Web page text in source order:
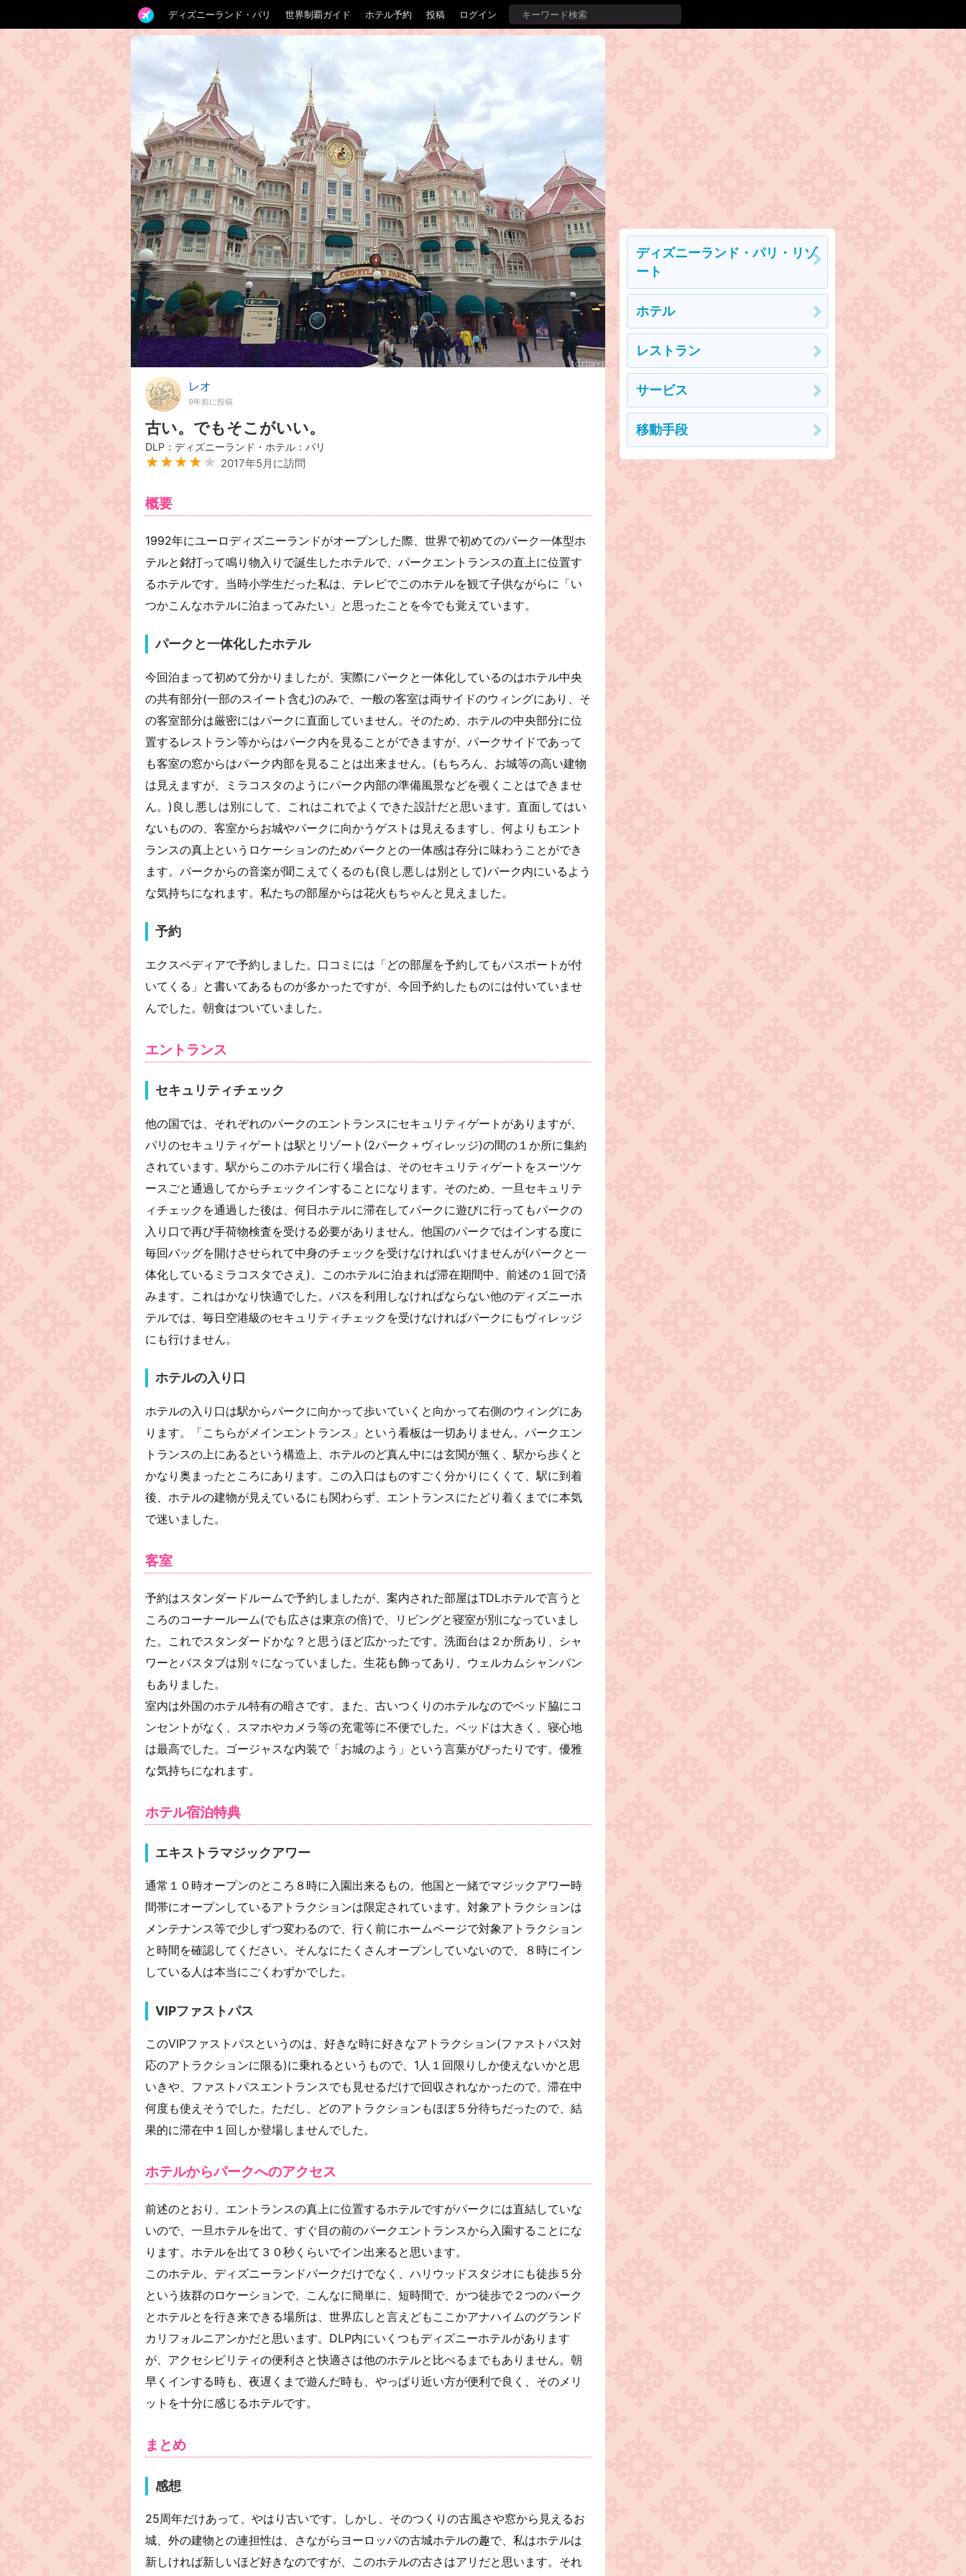
ディズニーランド・パリ 世界制覇ガイド ホテル予約 投稿 ログイン
レオ
9年前に投稿
古い。でもそこがいい。
DLP：ディズニーランド・ホテル：パリ
★★★★ ★ 2017年5月に訪問
概要
1992年にユーロディズニーランドがオープンした際、世界で初めてのパーク一体型ホ
テルと銘打って鳴り物入りで誕生したホテルで、パークエントランスの直上に位置す
るホテルです。当時小学生だった私は、テレビでこのホテルを観て子供ながらに「い
つかこんなホテルに泊まってみたい」と思ったことを今でも覚えています。
パークと一体化したホテル
今回泊まって初めて分かりましたが、実際にパークと一体化しているのはホテル中央
の共有部分(一部のスイート含む)のみで、一般の客室は両サイドのウィングにあり、そ
の客室部分は厳密にはパークに直面していません。そのため、ホテルの中央部分に位
置するレストラン等からはパーク内を見ることができますが、パークサイドであって
も客室の窓からはパーク内部を見ることは出来ません。(もちろん、お城等の高い建物
は見えますが、ミラコスタのようにパーク内部の準備風景などを覗くことはできませ
ん。)良し悪しは別にして、これはこれでよくできた設計だと思います。直面してはい
ないものの、客室からお城やパークに向かうゲストは見えるますし、何よりもエント
ランスの真上というロケーションのためパークとの一体感は存分に味わうことができ
ます。パークからの音楽が聞こえてくるのも(良し悪しは別として)パーク内にいるよう
な気持ちになれます。私たちの部屋からは花火もちゃんと見えました。
予約
エクスペディアで予約しました。口コミには「どの部屋を予約してもパスポートが付
いてくる」と書いてあるものが多かったですが、今回予約したものには付いていませ
んでした。朝食はついていました。
エントランス
セキュリティチェック
他の国では、それぞれのパークのエントランスにセキュリティゲートがありますが、
パリのセキュリティゲートは駅とリゾート(2パーク＋ヴィレッジ)の間の１か所に集約
されています。駅からこのホテルに行く場合は、そのセキュリティゲートをスーツケ
ースごと通過してからチェックインすることになります。そのため、一旦セキュリテ
ィチェックを通過した後は、何日ホテルに滞在してパークに遊びに行ってもパークの
入り口で再び手荷物検査を受ける必要がありません。他国のパークではインする度に
毎回バッグを開けさせられて中身のチェックを受けなければいけませんが(パークと一
体化しているミラコスタでさえ)、このホテルに泊まれば滞在期間中、前述の１回で済
みます。これはかなり快適でした。バスを利用しなければならない他のディズニーホ
テルでは、毎日空港級のセキュリティチェックを受けなければパークにもヴィレッジ
にも行けません。
ホテルの入り口
ホテルの入り口は駅からパークに向かって歩いていくと向かって右側のウィングにあ
ります。「こちらがメインエントランス」という看板は一切ありません。パークエン
トランスの上にあるという構造上、ホテルのど真ん中には玄関が無く、駅から歩くと
かなり奥まったところにあります。この入口はものすごく分かりにくくて、駅に到着
後、ホテルの建物が見えているにも関わらず、エントランスにたどり着くまでに本気
で迷いました。
客室
予約はスタンダードルームで予約しましたが、案内された部屋はTDLホテルで言うと
ころのコーナールーム(でも広さは東京の倍)で、リビングと寝室が別になっていまし
た。これでスタンダードかな？と思うほど広かったです。洗面台は２か所あり、シャ
ワーとバスタブは別々になっていました。生花も飾ってあり、ウェルカムシャンパン
もありました。
室内は外国のホテル特有の暗さです。また、古いつくりのホテルなのでベッド脇にコ
ンセントがなく、スマホやカメラ等の充電等に不便でした。ベッドは大きく、寝心地
は最高でした。ゴージャスな内装で「お城のよう」という言葉がぴったりです。優雅
な気持ちになれます。
ホテル宿泊特典
エキストラマジックアワー
通常１０時オープンのところ８時に入園出来るもの。他国と一緒でマジックアワー時
間帯にオープンしているアトラクションは限定されています。対象アトラクションは
メンテナンス等で少しずつ変わるので、行く前にホームページで対象アトラクション
と時間を確認してください。そんなにたくさんオープンしていないので、８時にイン
している人は本当にごくわずかでした。
VIPファストパス
このVIPファストパスというのは、好きな時に好きなアトラクション(ファストパス対
応のアトラクションに限る)に乗れるというもので、1人１回限りしか使えないかと思
いきや、ファストパスエントランスでも見せるだけで回収されなかったので、滞在中
何度も使えそうでした。ただし、どのアトラクションもほぼ５分待ちだったので、結
果的に滞在中１回しか登場しませんでした。
ホテルからパークへのアクセス
前述のとおり、エントランスの真上に位置するホテルですがパークには直結していな
いので、一旦ホテルを出て、すぐ目の前のパークエントランスから入園することにな
ります。ホテルを出て３０秒くらいでイン出来ると思います。
このホテル、ディズニーランドパークだけでなく、ハリウッドスタジオにも徒歩５分
という抜群のロケーションで、こんなに簡単に、短時間で、かつ徒歩で２つのパーク
とホテルとを行き来できる場所は、世界広しと言えどもここかアナハイムのグランド
カリフォルニアンかだと思います。DLP内にいくつもディズニーホテルがあります
が、アクセシビリティの便利さと快適さは他のホテルと比べるまでもありません。朝
早くインする時も、夜遅くまで遊んだ時も、やっぱり近い方が便利で良く、そのメリ
ットを十分に感じるホテルです。
まとめ
感想
25周年だけあって、やはり古いです。しかし、そのつくりの古風さや窓から見えるお
城、外の建物との連担性は、さながらヨーロッパの古城ホテルの趣で、私はホテルは
新しければ新しいほど好きなのですが、このホテルの古さはアリだと思います。それ
ディズニーランド・パリ・リゾ
ート
ホテル
レストラン
サービス
移動手段